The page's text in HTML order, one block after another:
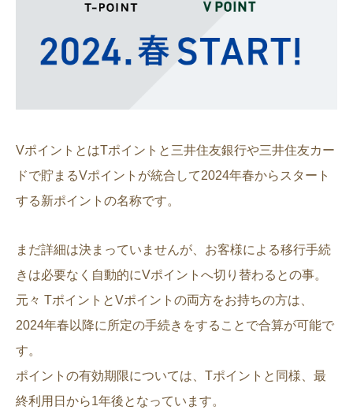
VポイントとはTポイントと三井住友銀行や三井住友カー
ドで貯まるVポイントが統合して2024年春からスタート
する新ポイントの名称です。
まだ詳細は決まっていませんが、お客様による移行手続
きは必要なく自動的にVポイントへ切り替わるとの事。
元々 TポイントとVポイントの両方をお持ちの方は、
2024年春以降に所定の手続きをすることで合算が可能で
す。
ポイントの有効期限については、Tポイントと同様、最
終利用日から1年後となっています。